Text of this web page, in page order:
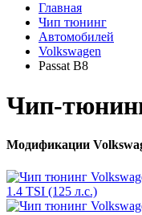
Главная
Чип тюнинг
Автомобилей
Volkswagen
Passat B8
Чип-
Модификации
1.4 TSI (125 л.с.)